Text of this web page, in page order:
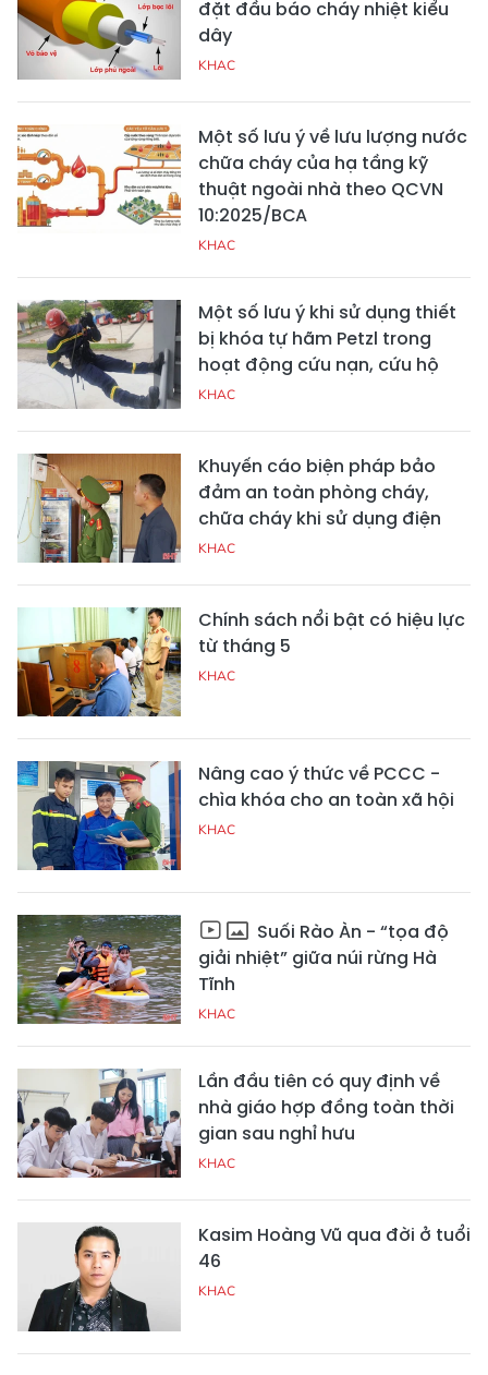
đặt đầu báo cháy nhiệt kiểu
dây
KHAC
Một số lưu ý về lưu lượng nước
chữa cháy của hạ tầng kỹ
thuật ngoài nhà theo QCVN
10:2025/BCA
KHAC
Một số lưu ý khi sử dụng thiết
bị khóa tự hãm Petzl trong
hoạt động cứu nạn, cứu hộ
KHAC
Khuyến cáo biện pháp bảo
đảm an toàn phòng cháy,
chữa cháy khi sử dụng điện
KHAC
Chính sách nổi bật có hiệu lực
từ tháng 5
KHAC
Nâng cao ý thức về PCCC -
chìa khóa cho an toàn xã hội
KHAC
Suối Rào Àn - “tọa độ
giải nhiệt” giữa núi rừng Hà
Tĩnh
KHAC
Lần đầu tiên có quy định về
nhà giáo hợp đồng toàn thời
gian sau nghỉ hưu
KHAC
Kasim Hoàng Vũ qua đời ở tuổi
46
KHAC